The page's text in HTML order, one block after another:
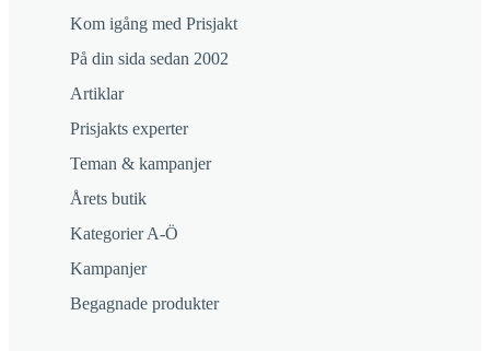
Kom igång med Prisjakt
På din sida sedan 2002
Artiklar
Prisjakts experter
Teman & kampanjer
Årets butik
Kategorier A-Ö
Kampanjer
Begagnade produkter